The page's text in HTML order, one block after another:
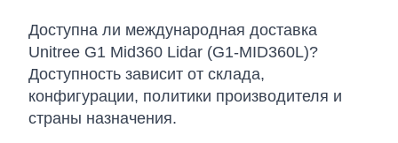
Доступна ли международная доставка
Unitree G1 Mid360 Lidar (G1-MID360L)?
Доступность зависит от склада,
конфигурации, политики производителя и
страны назначения.